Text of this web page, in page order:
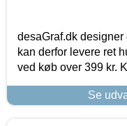
desaGraf.dk designer
kan derfor levere ret
ved køb over 399 kr.
Se